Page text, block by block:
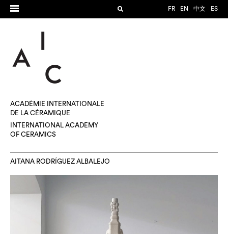
FR EN 中文 ES
ACADÉMIE INTERNATIONALE
DE LA CÉRAMIQUE
INTERNATIONAL ACADEMY
OF CERAMICS
AITANA RODRÍGUEZ ALBALEJO